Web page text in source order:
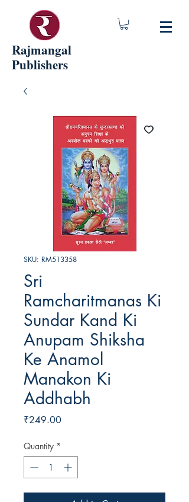
Rajmangal
Publishers
SKU: RM513358
Sri
Ramcharitmanas Ki
Sundar Kand Ki
Anupam Shiksha
Ke Anamol
Manakon Ki
Addhabh
₹249.00Price
Quantity *